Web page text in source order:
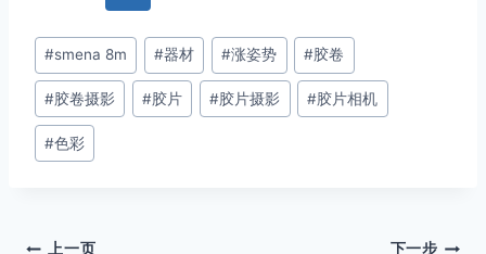
文
章
标
签：
#smena 8m #器材 #涨姿势 #胶卷
#胶卷摄影 #胶片 #胶片摄影 #胶片相机
#色彩
上一页 下一步